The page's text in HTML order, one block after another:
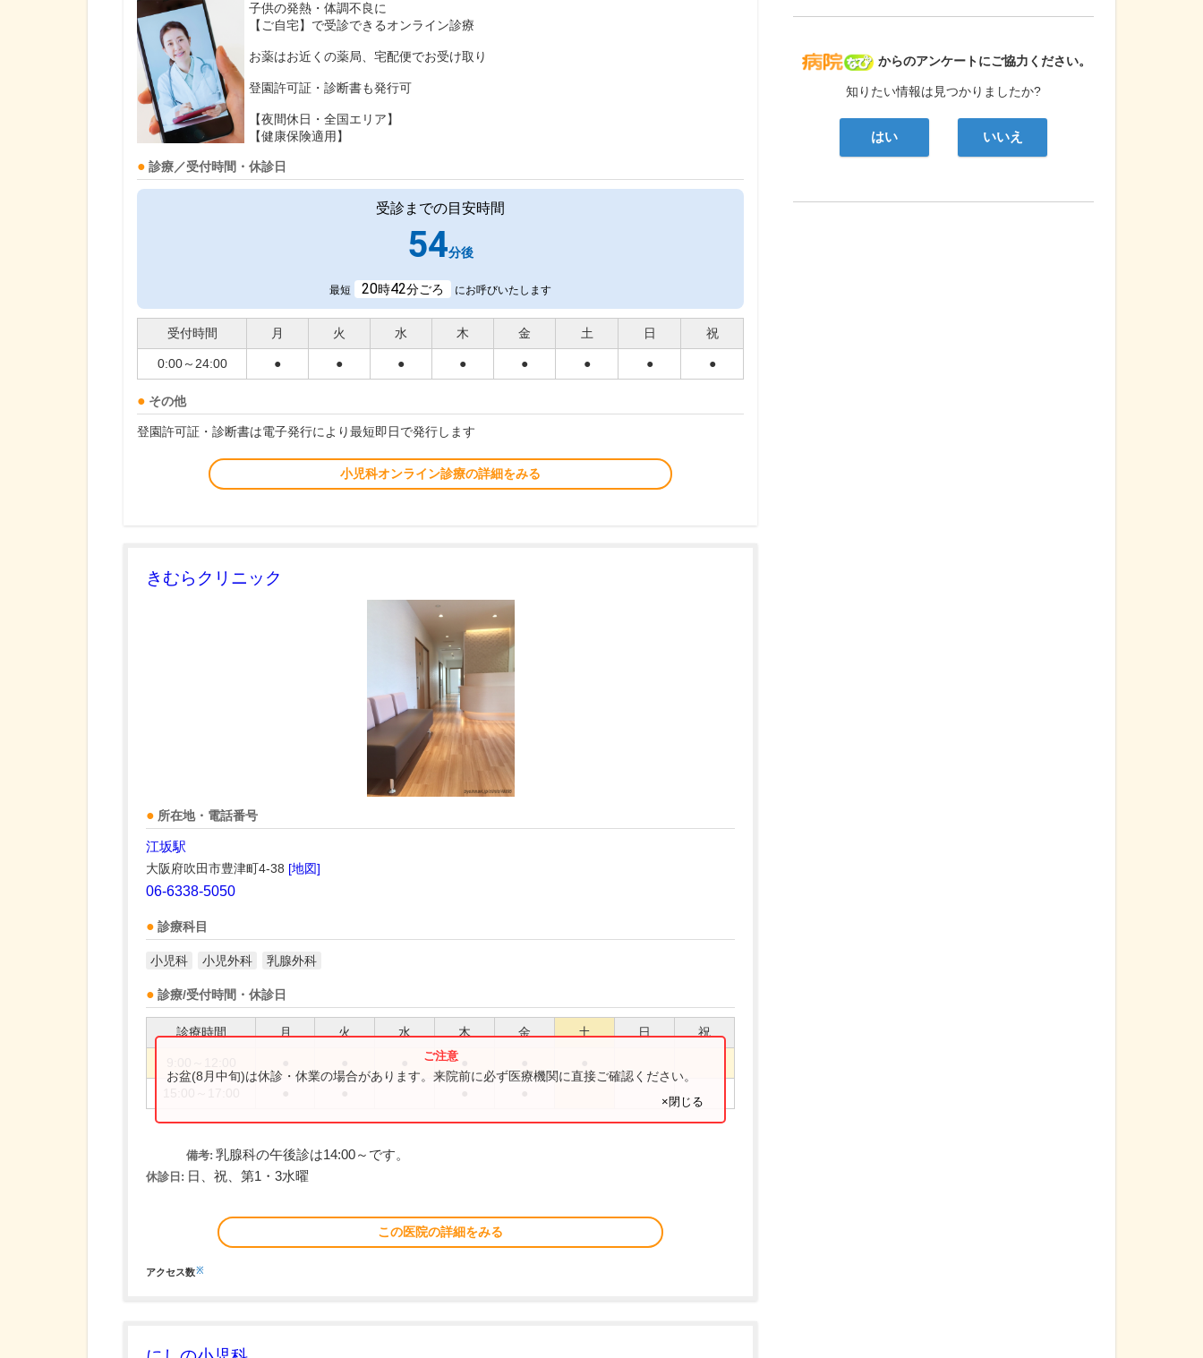
子供の発熱・体調不良に
【ご自宅】で受診できるオンライン診療
お薬はお近くの薬局、宅配便でお受け取り
登園許可証・診断書も発行可
【夜間休日・全国エリア】
【健康保険適用】
診療／受付時間・休診日
受診までの目安時間
54分後
最短 20時42分ごろ にお呼びいたします
受付時間 月 火 水 木 金 土 日 祝
0:00～24:00 ● ● ● ● ● ● ● ●
その他
登園許可証・診断書は電子発行により最短即日で発行します
小児科オンライン診療の詳細をみる
きむらクリニック
所在地・電話番号
江坂駅
大阪府吹田市豊津町4-38 [地図]
06-6338-5050
診療科目
小児科 小児外科 乳腺外科
診療/受付時間・休診日
診療時間 月 火 水 木 金 土 日 祝
お盆(8月中旬)は休診・休業の場合があります。来院前に必ず医療機関に直接ご確認ください。
×閉じる
備考: 乳腺科の午後診は14:00～です。
休診日: 日、祝、第1・3水曜
この医院の詳細をみる
アクセス数※
病院なび
からのアンケートにご協力ください。
知りたい情報は見つかりましたか?
はい いいえ